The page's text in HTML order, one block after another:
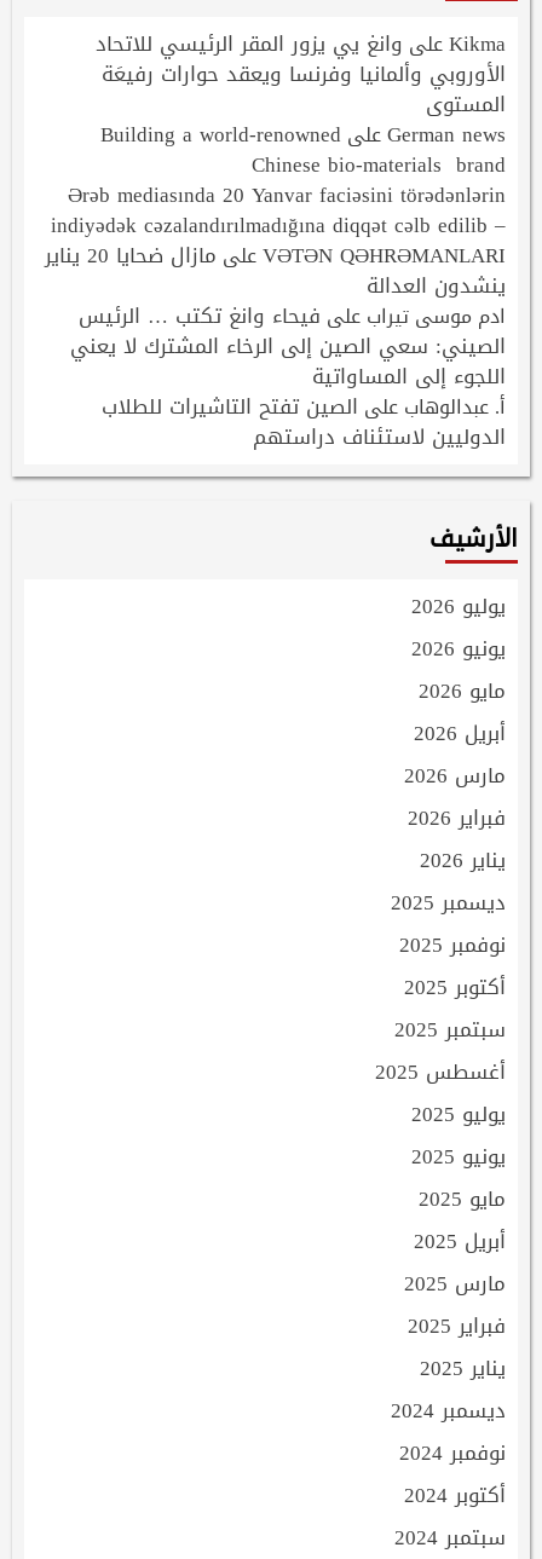
Kikmaعلى وانغ يي يزور المقر الرئيسي للاتحاد
الأوروبي وألمانيا وفرنسا ويعقد حوارات رفيعَة
المستوى
German newsعلى Building a world-renowned
Chinese bio-materials brand
Ərəb mediasında 20 Yanvar faciəsini törədənlərin
indiyədək cəzalandırılmadığına diqqət cəlb edilib –
VƏTƏN QƏHRƏMANLARIعلى مازال ضحايا 20 يناير
ينشدون العدالة
ادم موسى تيرابعلى فيحاء وانغ تكتب … الرئيس
الصيني: سعي الصين إلى الرخاء المشترك لا يعني
اللجوء إلى المساواتية
أ. عبدالوهابعلى الصين تفتح التاشيرات للطلاب
الدوليين لاستئناف دراستهم
الأرشيف
يوليو 2026
يونيو 2026
مايو 2026
أبريل 2026
مارس 2026
فبراير 2026
يناير 2026
ديسمبر 2025
نوفمبر 2025
أكتوبر 2025
سبتمبر 2025
أغسطس 2025
يوليو 2025
يونيو 2025
مايو 2025
أبريل 2025
مارس 2025
فبراير 2025
يناير 2025
ديسمبر 2024
نوفمبر 2024
أكتوبر 2024
سبتمبر 2024